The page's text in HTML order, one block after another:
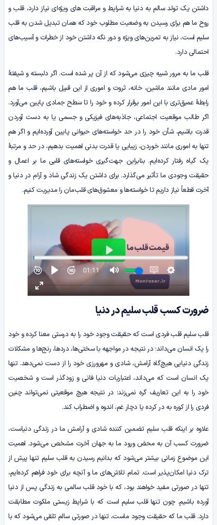
داشتن یک تولد سالم به دنیا به شرایط و مراقبت‌ های ویژه‌ای نیاز دارد، قلب و
روح ما هم برای رسیدن به وضعیت مطلوب خود که همان تبدیل شدن به قلب
سلیم است، نیاز به تمرین‌های ویژه و دور نگه داشتن خود از خطرات و آسیب‌های
احتمالی دارد.
قلب ما به مرور شبیه چیزی می‌شود که از آن پر شده است. اگر دلبسته و شیفتۀ
امور مادی مانند ماشین، خانه، ثروت و اموری از این قبیل باشیم، قلب ما هم
رابطۀ عمیق‌تری با این امور برقرار کرده و خود را تا سطح جمادی پایین می‌آورد.
اگر طالب موقعیت اجتماعی، جاذبه‌های فیزیکی و جسمی یا به دست آوردن
قدرت باشیم، شأن خود را در حد خواسته‌های حیوانی پایین ‌آورده‌ایم و اگر هم
تنها به اموری مانند خوردن، زیبایی یا قدرت بدنی اهمیت بدهیم، در حد و مرتبۀ
یک گیاه رفتار کرده‌ایم. بنابراین جهت‌گیری خواسته‌های قلبی ما بر اعمال و
حقیقت وجودی ما تأثیر می‌گذارد. برای داشتن یک زندگی شاد و آرام در دنیا و
آخرت قطعاً نیاز داریم تا خواسته‌ها و معشوق‌های قلب‌مان را مدیریت کنیم.
ضرورت کسب قلب سلیم در دنیا
قلب سلیم قلب فردی است که حقیقت وجود خود را به درستی معنا کرده و خود
را یک انسان می‌داند؛ در نتیجه در مواجهه با سختی‌ها، دردها، رنج‌ها و مشکلات
زندگی دنیایی هیچ‌گاه آرامش، شادی و مهرورزی خود را از دست نمی‌دهد. تنها
یک انسان است که می‌داند، اعتباریات دنیا فانی و زودگذر است و شخصیت
خود را به این تعاریف گره نمی‌زند؛ در نتیجه هیچ موقعیتی نمی‌تواند چنین
فردی را از کوره به در کرده یا دچار غم، اندوه و اضطراب کند.
علاوه بر اینکه قلب سلیم تضمین کننده شادی و آرامش ما در زندگی دنیاست،
ضرورت کسب آن به محض ورود ما به جهان آخرت مشخص می‌شود. اهمیت
این موضوع زمانی بیشتر می‌شود که بدانیم رسیدن به قلب سلیم تنها پیش از
ترک دنیا امکان‌پذیر است. تمام تلاش‌های ما و آنچه برای خود فراهم کرده‌ایم،
تنها در صورتی مفید خواهند بود، که با خود قلب سالمی به زندگی پس از دنیا
آورده باشیم. چون تنها قلب سلیم است که با شرایط زیستی ملکوت مطابقت
دارد. قلب ما که حقیقت وجود ماست، تنها در صورتی سالم تلقی می‌شود که با